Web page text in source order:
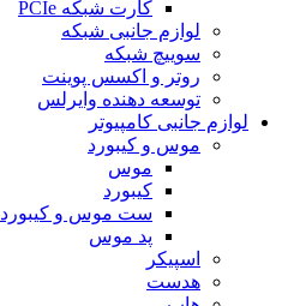
کارت شبکه PCIe
لوازم جانبی شبکه
سوییچ شبکه
روتر و اکسس پوینت
توسعه دهنده وایرلس
لوازم جانبی کامپیوتر
موس و کیبورد
موس
کیبورد
ست موس و کیبورد
پد موس
اسپیکر
هدست